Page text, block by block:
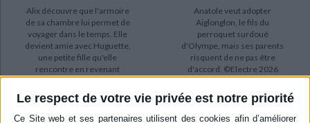
Le respect de votre vie privée est notre priorité
Alix découvre que l'armoire
de sa chambre lui permet de
voyager dans le temps. Elle
devient amie avec Huguette,
une petite fille qu'elle
rencontre en revenant
cinquante ans en arrière.
Malgré les différences de
mode de vie entre les deux
époques, le duo se découvre
Anatole veut adopter
Aiglonglon, le fils du
perroquet surdoué
d'Olympe, mais ses parents
risquent de ne pas être
d'accord. ©Electre 2026
Bientôt disponible, commandez